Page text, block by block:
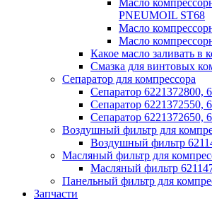
PNEUMOIL ST68
Масло
Масло
Какое масло заливать в
Смазка для винтовых
Сепаратор для компрессора
Сепаратор 6221372800,
Сепаратор 6221372550,
Сепаратор 6221372650,
Воздушный фильтр для
Воздушный фильтр
Масляный фильтр для
Масляный фильтр
Панельный фильтр для
Запчасти